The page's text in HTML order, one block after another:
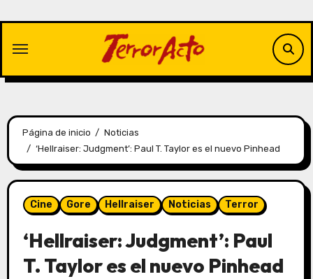
contenido
Página de inicio
Noticias
‘Hellraiser: Judgment’: Paul T. Taylor es el nuevo Pinhead
Cine Gore Hellraiser Noticias Terror
‘Hellraiser: Judgment’: Paul
T. Taylor es el nuevo Pinhead